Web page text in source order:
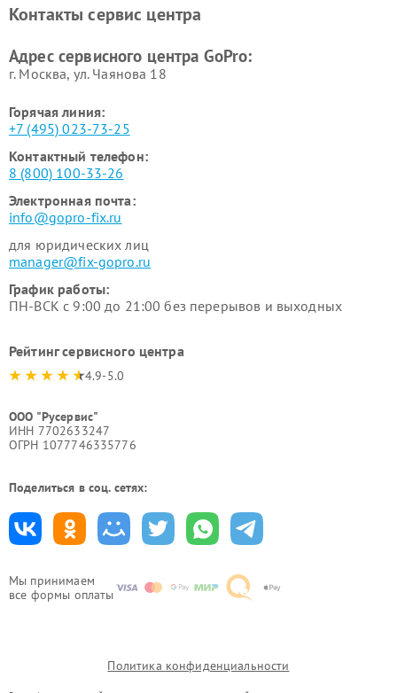
Мы принимаем
все формы оплаты
Контакты сервис центра
Адрес сервисного центра GoPro:
г. Москва, ул. Чаянова 18
Горячая линия:
+7 (495) 023-73-25
Контактный телефон:
8 (800) 100-33-26
Электронная почта:
info@gopro-fix.ru
для юридических лиц
manager@fix-gopro.ru
График работы:
ПН-ВСК с 9:00 до 21:00 без перерывов и выходных
Рейтинг сервисного центра
4.9-5.0
ООО "Русервис"
ИНН 7702633247
ОГРН 1077746335776
Поделиться в соц. сетях:
Политика конфиденциальности